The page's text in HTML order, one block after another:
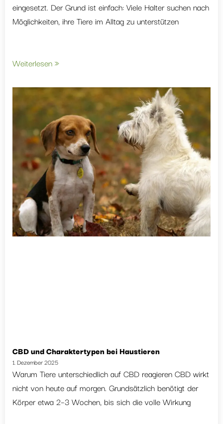
eingesetzt. Der Grund ist einfach: Viele Halter suchen nach
Möglichkeiten, ihre Tiere im Alltag zu unterstützen
Weiterlesen »
CBD und Charaktertypen bei Haustieren
1. Dezember 2025
Warum Tiere unterschiedlich auf CBD reagieren CBD wirkt
nicht von heute auf morgen. Grundsätzlich benötigt der
Körper etwa 2–3 Wochen, bis sich die volle Wirkung